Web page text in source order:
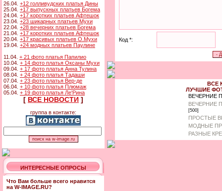
26.04. +12 голливудских платья Дины
25.04. +17 выпускных платьев Богема
24.04. +17 коротких платьев Афтешок
23.04. +23 шикарных платьев Мухи
22.04. +28 вечерних платьев Богема
21.04. +17 коротких платьев Афтешок
20.04. +17 красивых платьев О.Мухи
19.04. +24 модных платьев Паулине
11.04. + 21 фото платья Папилио
10.04. + 14 фото платья Оксаны Мухи
09.04. + 17 фото платья Анна Тулина
08.04. + 24 фото платья Тадаши
07.04. + 23 фото платья Вер-де
06.04. + 10 фото платья Плюмаж
05.04. + 19 фото платья Ле'Рина
[ ВСЕ НОВОСТИ ]
группа в контакте:
ИНТЕРЕСНЫЕ ОПРОСЫ
Что Вам больше всего нравится
на W-IMAGE.RU?
Код *:
ВСЕ
ЛУЧШИЕ
ВЕЧЕРНИЕ
ВЕЧЕРНИЕ
[500]
ПРОСТЫЕ
МОДНЫЕ
РАЗНЫЕ